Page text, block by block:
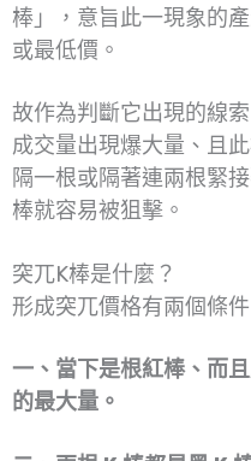
棒」，意旨此一現象的
或最低價。
故作為判斷它出現的線
成交量出現爆大量、且
隔一根或隔著連兩根緊
棒就容易被狙擊。
突兀K棒是什麼？
形成突兀價格有兩個條件
一、當下是根紅棒、而
的最大量。